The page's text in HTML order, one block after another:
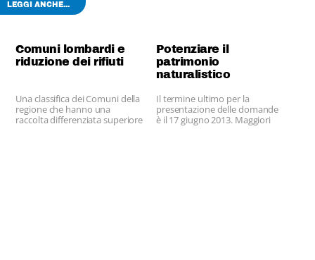
LEGGI ANCHE...
Comuni lombardi e
riduzione dei rifiuti
Una classifica dei Comuni della
regione che hanno una
raccolta differenziata superiore
Potenziare il
patrimonio
naturalistico
Il termine ultimo per la
presentazione delle domande
è il 17 giugno 2013. Maggiori